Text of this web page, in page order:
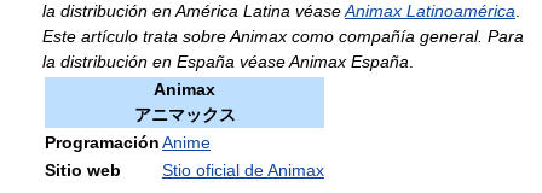
la distribución en América Latina véaseAnimax Latinoamérica
Este artículo trata sobre Animax como compañía general. Para
la distribución en España véase Animax España
Animax
アニマックス
ProgramaciónAnime
Sitio web
Stio oficial de Animax